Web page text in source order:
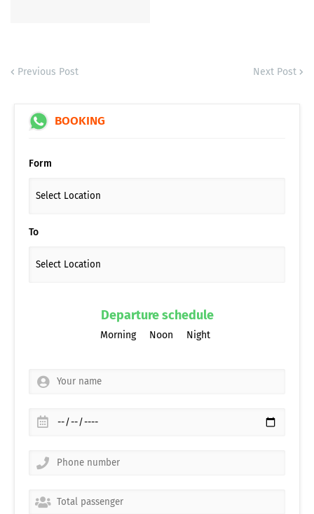
Previous Post Next Post
BOOKING
Form
To
Departure schedule
Morning Noon Night